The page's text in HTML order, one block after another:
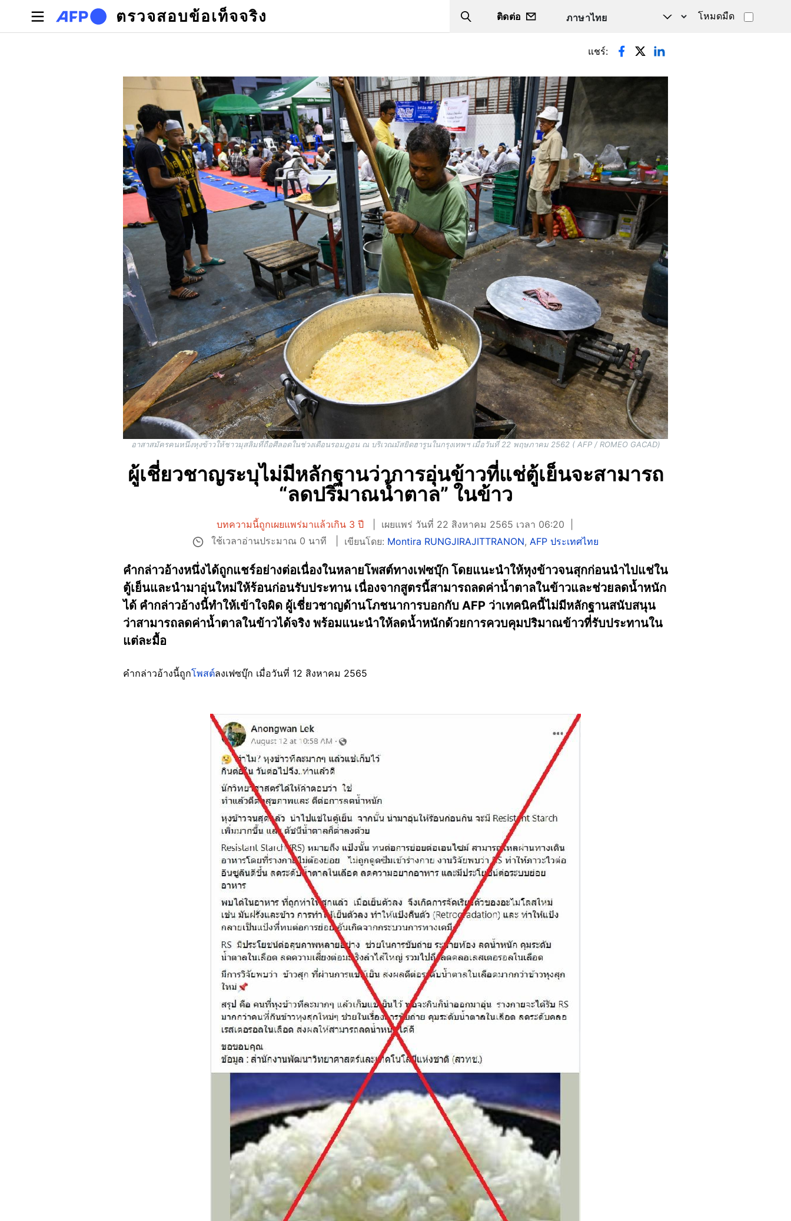
Skip to main content
ตรวจสอบข้อเท็จจริง Search
ติดต่อ โหมดมืด
Primary tabs แชร์:
อาสาสมัครคนหนึ่งหุงข้าวให้ชาวมุสลิมที่ถือศีลอดในช่วงเดือนรอมฎอน ณ บริเวณมัสยิดฮารูนในกรุงเทพฯ เมื่อวันที่ 22 พฤษภาคม 2562 ( AFP / ROMEO GACAD)
ผู้เชี่ยวชาญระบุไม่มีหลักฐานว่าการอุ่นข้าวที่แช่ตู้เย็นจะสามารถ
“ลดปริมาณน้ำตาล” ในข้าว
บทความนี้ถูกเผยแพร่มาแล้วเกิน 3 ปี
เผยแพร่ วันที่ 22 สิงหาคม 2565 เวลา 06:20
ใช้เวลาอ่านประมาณ 0 นาที
เขียนโดย: Montira RUNGJIRAJITTRANON, AFP ประเทศไทย
คำกล่าวอ้างหนึ่งได้ถูกแชร์อย่างต่อเนื่องในหลายโพสต์ทางเฟซบุ๊ก โดยแนะนำให้หุงข้าวจนสุกก่อนนำไปแช่ใน
ตู้เย็นและนำมาอุ่นใหม่ให้ร้อนก่อนรับประทาน เนื่องจากสูตรนี้สามารถลดค่าน้ำตาลในข้าวและช่วยลดน้ำหนัก
ได้ คำกล่าวอ้างนี้ทำให้เข้าใจผิด ผู้เชี่ยวชาญด้านโภชนาการบอกกับ AFP ว่าเทคนิคนี้ไม่มีหลักฐานสนับสนุน
ว่าสามารถลดค่าน้ำตาลในข้าวได้จริง พร้อมแนะนำให้ลดน้ำหนักด้วยการควบคุมปริมาณข้าวที่รับประทานใน
แต่ละมื้อ
คำกล่าวอ้างนี้ถูกโพสต์ลงเฟซบุ๊ก เมื่อวันที่ 12 สิงหาคม 2565